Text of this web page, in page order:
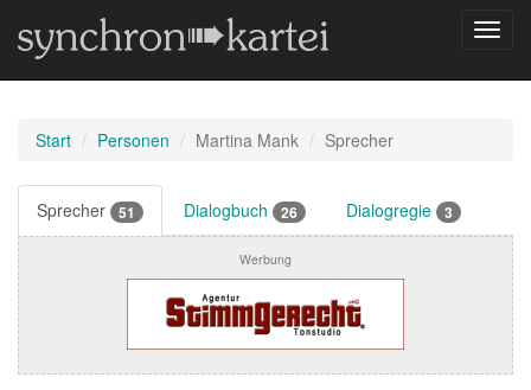
Start Personen Martina Mank Sprecher
Sprecher 51 Dialogbuch 26 Dialogregie 3
Werbung